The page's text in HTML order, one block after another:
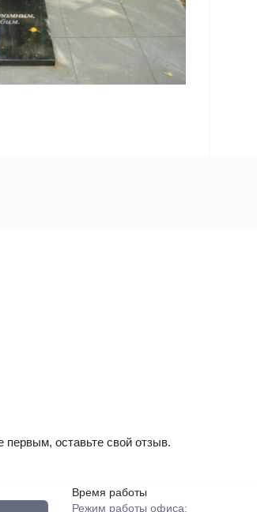
первым, оставьте свой отзыв.
Время работы
Режим работы офиса: